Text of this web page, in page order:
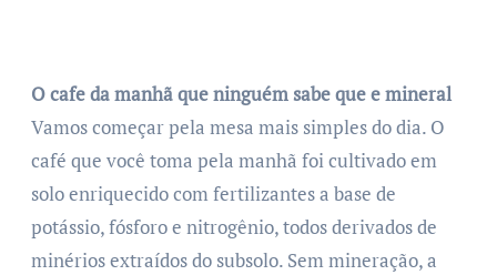
O cafe da manhã que ninguém sabe que e mineral
Vamos começar pela mesa mais simples do dia. O
café que você toma pela manhã foi cultivado em
solo enriquecido com fertilizantes a base de
potássio, fósforo e nitrogênio, todos derivados de
minérios extraídos do subsolo. Sem mineração, a